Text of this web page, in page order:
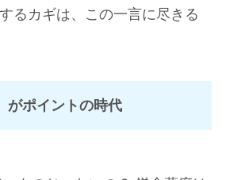
るカギは、この一言に尽きる
がポイントの時代